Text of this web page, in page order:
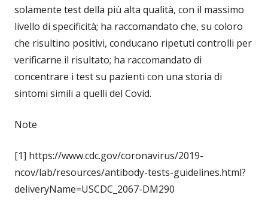
solamente test della più alta qualità, con il massimo
livello di specificità; ha raccomandato che, su coloro
che risultino positivi, conducano ripetuti controlli per
verificarne il risultato; ha raccomandato di
concentrare i test su pazienti con una storia di
sintomi simili a quelli del Covid.
Note
[1] https://www.cdc.gov/coronavirus/2019-
ncov/lab/resources/antibody-tests-guidelines.html?
deliveryName=USCDC_2067-DM290